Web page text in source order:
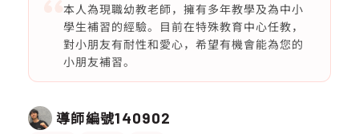
本人為現職幼教老師，擁有多年教學及為中小
學生補習的經驗。目前在特殊教育中心任教，
對小朋友有耐性和愛心，希望有機會能為您的
小朋友補習。
導師編號140902